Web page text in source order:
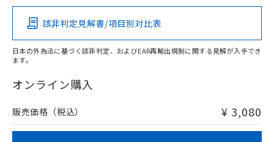
O
在庫等で未対応品が混在する可能性があります。
問い合わせください。
該非判定見解書/項目別対比表
日本の外為法に基づく該非判定、およびEAR再輸出規制に関する見解が入手でき
ます。
オンライン購入
販売価格（税込） ¥ 3,080